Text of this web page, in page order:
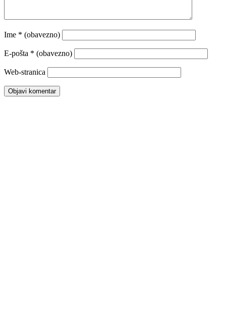
Ime * (obavezno)
E-pošta * (obavezno)
Web-stranica